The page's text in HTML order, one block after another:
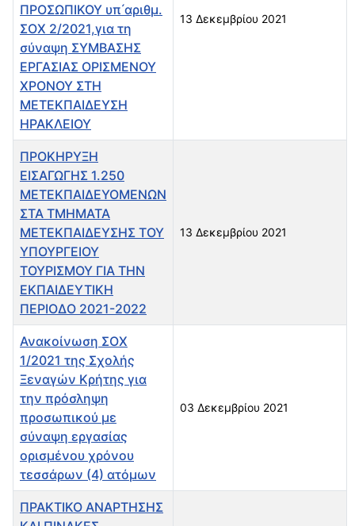
ΠΡΟΣΩΠΙΚΟΥ υπ ́αριθμ.
ΣΟΧ 2/2021,για τη
σύναψη ΣΥΜΒΑΣΗΣ
ΕΡΓΑΣΙΑΣ ΟΡΙΣΜΕΝΟΥ
ΧΡΟΝΟΥ ΣΤΗ
ΜΕΤΕΚΠΑΙΔΕΥΣΗ
ΗΡΑΚΛΕΙΟΥ
13 Δεκεμβρίου 2021
ΠΡΟΚΗΡΥΞΗ
ΕΙΣΑΓΩΓΗΣ 1.250
ΜΕΤΕΚΠΑΙΔΕΥΟΜΕΝΩΝ
ΣΤΑ ΤΜΗΜΑΤΑ
ΜΕΤΕΚΠΑΙΔΕΥΣΗΣ ΤΟΥ
ΥΠΟΥΡΓΕΙΟΥ
ΤΟΥΡΙΣΜΟΥ ΓΙΑ ΤΗΝ
ΕΚΠΑΙΔΕΥΤΙΚΗ
ΠΕΡΙΟΔΟ 2021-2022
13 Δεκεμβρίου 2021
Ανακοίνωση ΣΟΧ
1/2021 της Σχολής
Ξεναγών Κρήτης για
την πρόσληψη
προσωπικού με
σύναψη εργασίας
ορισμένου χρόνου
τεσσάρων (4) ατόμων
03 Δεκεμβρίου 2021
ΠΡΑΚΤΙΚΟ ΑΝΑΡΤΗΣΗΣ